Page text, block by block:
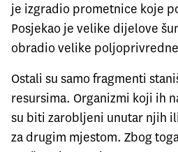
je izgradio prometnice koje
Posjekao je velike dijelove
obradio velike
Ostali su samo fragmenti
resursima. Organizmi koji ih
su biti zarobljeni unutar njih
za drugim mjestom. Zbog